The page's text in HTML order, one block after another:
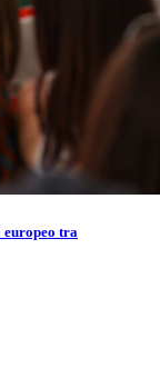
europeo tra